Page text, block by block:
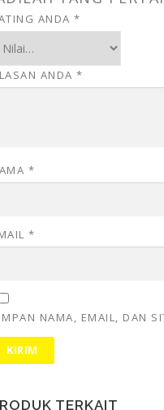
ANDA *
ANDA *
*
*
NAMA, EMAIL, DAN
TERKAIT